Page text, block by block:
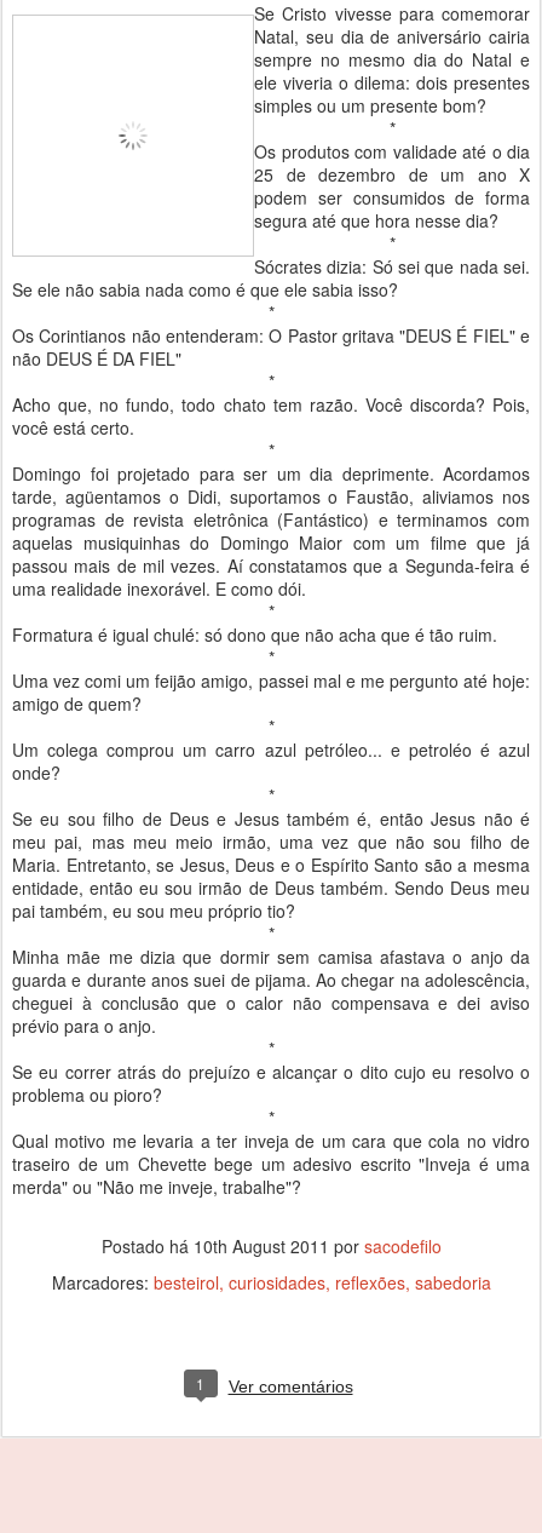
Se Cristo vivesse para comemorar
Natal, seu dia de aniversário cairia
sempre no mesmo dia do Natal e
ele viveria o dilema: dois presentes
simples ou um presente bom?
*
Os produtos com validade até o dia
25 de dezembro de um ano X
podem ser consumidos de forma
segura até que hora nesse dia?
*
Sócrates dizia: Só sei que nada sei.
Se ele não sabia nada como é que ele sabia isso?
*
Os Corintianos não entenderam: O Pastor gritava "DEUS É FIEL" e
não DEUS É DA FIEL"
*
Acho que, no fundo, todo chato tem razão. Você discorda? Pois,
você está certo.
*
Domingo foi projetado para ser um dia deprimente. Acordamos
tarde, agüentamos o Didi, suportamos o Faustão, aliviamos nos
programas de revista eletrônica (Fantástico) e terminamos com
aquelas musiquinhas do Domingo Maior com um filme que já
passou mais de mil vezes. Aí constatamos que a Segunda-feira é
uma realidade inexorável. E como dói.
*
Formatura é igual chulé: só dono que não acha que é tão ruim.
*
Uma vez comi um feijão amigo, passei mal e me pergunto até hoje:
amigo de quem?
*
Um colega comprou um carro azul petróleo... e petroléo é azul
onde?
*
Se eu sou filho de Deus e Jesus também é, então Jesus não é
meu pai, mas meu meio irmão, uma vez que não sou filho de
Maria. Entretanto, se Jesus, Deus e o Espírito Santo são a mesma
entidade, então eu sou irmão de Deus também. Sendo Deus meu
pai também, eu sou meu próprio tio?
*
Minha mãe me dizia que dormir sem camisa afastava o anjo da
guarda e durante anos suei de pijama. Ao chegar na adolescência,
cheguei à conclusão que o calor não compensava e dei aviso
prévio para o anjo.
*
Se eu correr atrás do prejuízo e alcançar o dito cujo eu resolvo o
problema ou pioro?
*
Qual motivo me levaria a ter inveja de um cara que cola no vidro
traseiro de um Chevette bege um adesivo escrito "Inveja é uma
merda" ou "Não me inveje, trabalhe"?
Postado há 10th August 2011 por sacodefilo
Marcadores: besteirol curiosidades reflexões sabedoria
1 Ver comentários